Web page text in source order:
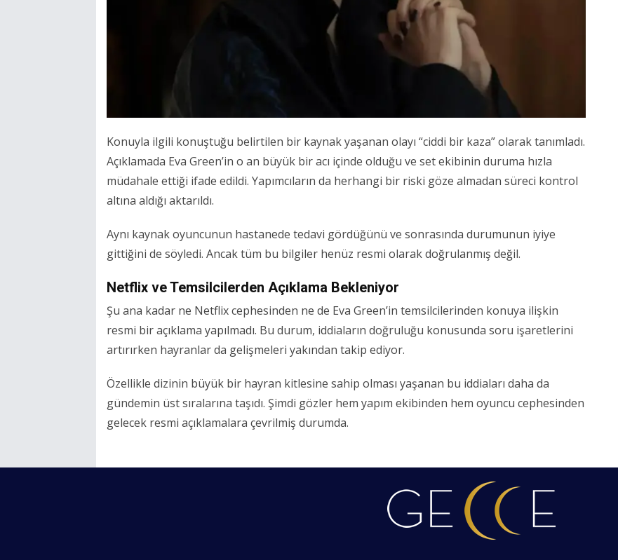
Konuyla ilgili konuştuğu belirtilen bir kaynak yaşanan olayı “ciddi bir kaza” olarak tanımladı.
Açıklamada Eva Green’in o an büyük bir acı içinde olduğu ve set ekibinin duruma hızla
müdahale ettiği ifade edildi. Yapımcıların da herhangi bir riski göze almadan süreci kontrol
altına aldığı aktarıldı.
Aynı kaynak oyuncunun hastanede tedavi gördüğünü ve sonrasında durumunun iyiye
gittiğini de söyledi. Ancak tüm bu bilgiler henüz resmi olarak doğrulanmış değil.
Netflix ve Temsilcilerden Açıklama Bekleniyor
Şu ana kadar ne Netflix cephesinden ne de Eva Green’in temsilcilerinden konuya ilişkin
resmi bir açıklama yapılmadı. Bu durum, iddiaların doğruluğu konusunda soru işaretlerini
artırırken hayranlar da gelişmeleri yakından takip ediyor.
Özellikle dizinin büyük bir hayran kitlesine sahip olması yaşanan bu iddiaları daha da
gündemin üst sıralarına taşıdı. Şimdi gözler hem yapım ekibinden hem oyuncu cephesinden
gelecek resmi açıklamalara çevrilmiş durumda.